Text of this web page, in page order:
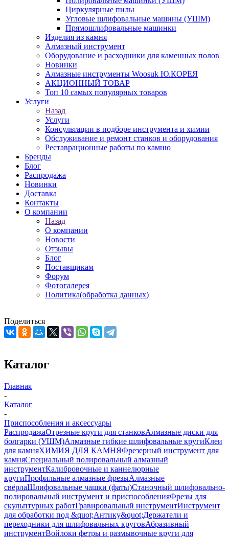
Циркулярные пилы
Угловые шлифовальные машины (УШМ)
Прямошлифовальные машинки
Изделия из камня
Алмазный инструмент
Оборудование и расходники для каменных полов
Новинки
Алмазные инструменты Woosuk Ю.КОРЕЯ
АКЦИОННЫЙ ТОВАР
Топ 10 самых популярных товаров
Услуги
Назад
Услуги
Консультации в подборе инструмента и химии
Обслуживание и ремонт станков и оборудования
Реставрационные работы по камню
Бренды
Блог
Распродажа
Новинки
Доставка
Контакты
О компании
Назад
О компании
Новости
Отзывы
Блог
Поставщикам
Форум
Фотогалерея
Политика(обработка данных)
Поделиться
Каталог
Главная
-
Каталог
-
Приспособления и аксессуары
РаспродажаОтрезные круги для станковАлмазные диски для
болгарки (УШМ)Алмазные гибкие шлифовальные кругиКлеи
для камняХИМИЯ ДЛЯ КАМНЯФрезерный инструмент для
камняСпециальный полировальный алмазный
инструментКалибровочные и каннелюрные
кругиПрофильные алмазные фрезыАлмазные
свёрлаШлифовальные чашки (фаты)Станочный шлифовально-
полировальный инструмент и приспособленияФрезы для
скульптурных работГравировальный инструментИнструмент
для обработки под &quot;Антику&quot;Держатели и
переходники для шлифовальных круговАбразивный
инструментВойлоки фетры и размывочные круги для